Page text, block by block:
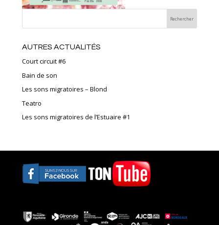
AUTRES ACTUALITÉS
Court circuit #6
Bain de son
Les sons migratoires – Blond
Teatro
Les sons migratoires de l’Estuaire #1